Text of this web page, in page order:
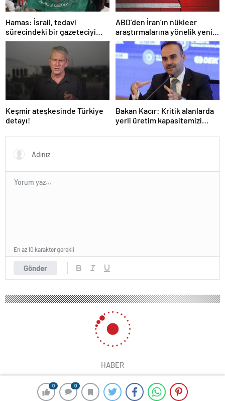
0 0
Hamas: İsrail, tedavi
sürecindeki bir gazeteciyi
öldürerek savaş suçu
ABD’den İran’ın nükleer
araştırmalarına yönelik yeni
yaptırımlar
Keşmir ateşkesinde Türkiye
detayı!
Bakan Kacır: Kritik alanlarda
yerli üretim kapasitemizi
Gönder
En az 10 karakter gerekli
HABER